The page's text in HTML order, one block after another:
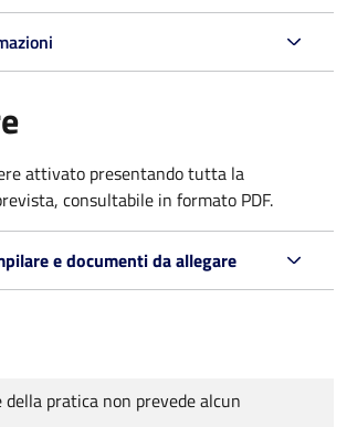
attivato presentando tutta la
consultabile in formato PDF.
e documenti da allegare
della pratica non prevede alcun